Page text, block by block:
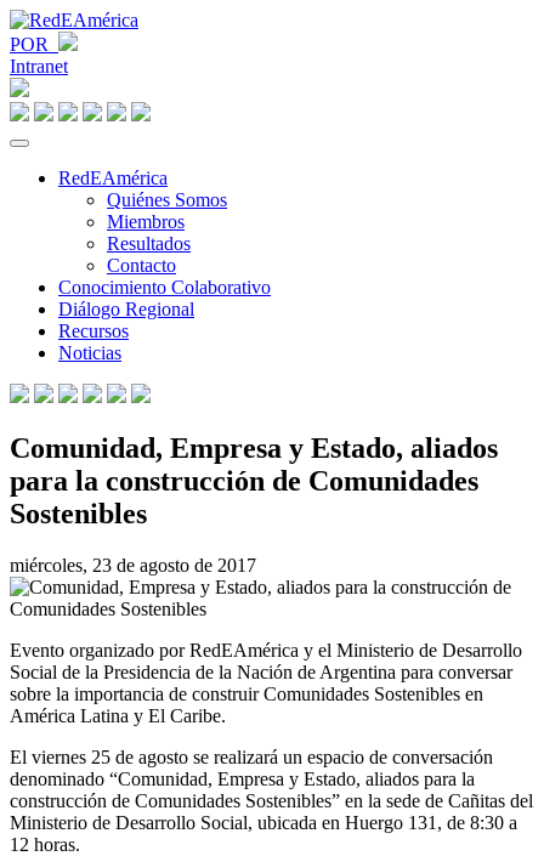
POR
Intranet
RedEAmérica
Quiénes Somos
Miembros
Resultados
Contacto
Conocimiento Colaborativo
Diálogo Regional
Recursos
Noticias
Comunidad, Empresa y Estado, aliados
para la construcción de Comunidades
Sostenibles
miércoles, 23 de agosto de 2017
Evento organizado por RedEAmérica y el Ministerio de Desarrollo
Social de la Presidencia de la Nación de Argentina para conversar
sobre la importancia de construir Comunidades Sostenibles en
América Latina y El Caribe.
El viernes 25 de agosto se realizará un espacio de conversación
denominado “Comunidad, Empresa y Estado, aliados para la
construcción de Comunidades Sostenibles” en la sede de Cañitas del
Ministerio de Desarrollo Social, ubicada en Huergo 131, de 8:30 a
12 horas.